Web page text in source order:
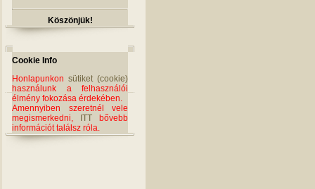
Köszönjük!
Cookie Info
Honlapunkon sütiket (cookie)
használunk a felhasználói
élmény fokozása érdekében.
Amennyiben szeretnél vele
megismerkedni,
ITT bővebb
információt találsz róla.